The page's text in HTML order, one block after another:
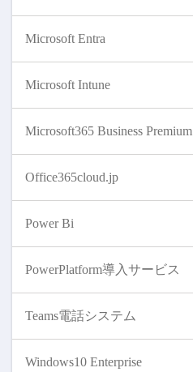
Microsoft Entra
Microsoft Intune
Microsoft365 Business Premium
Office365cloud.jp
Power Bi
PowerPlatform導入サービス
Teams電話システム
Windows10 Enterprise